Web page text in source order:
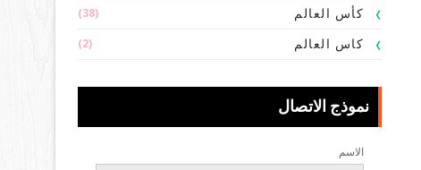
كأس العالم (38)
كاس العالم (2)
نموذج الاتصال
الاسم